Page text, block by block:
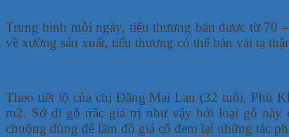
Trung bình mỗi ngày, tiểu thương bán được từ 70
về xưởng sản xuất, tiểu thương có thể bán vài tạ
Theo tiết lộ của chị Đặng Mai Lan (32 tuổi, Phù
m2. Sở dĩ gỗ trắc giá trị như vậy bởi loại gỗ này
chuộng dùng để làm đồ giả cổ đem lại những tác